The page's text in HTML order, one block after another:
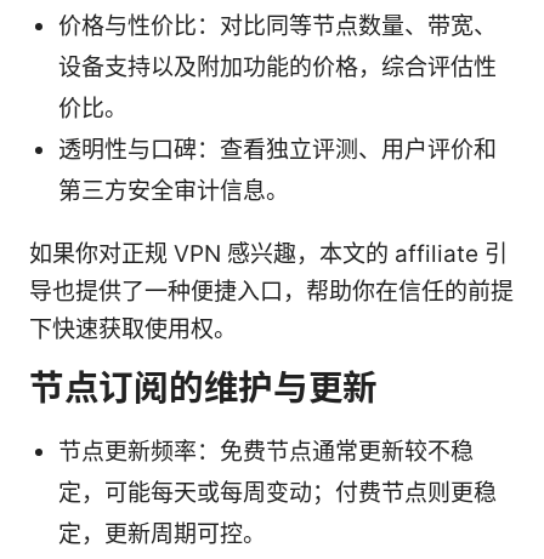
价格与性价比：对比同等节点数量、带宽、
设备支持以及附加功能的价格，综合评估性
价比。
透明性与口碑：查看独立评测、用户评价和
第三方安全审计信息。
如果你对正规 VPN 感兴趣，本文的 affiliate 引
导也提供了一种便捷入口，帮助你在信任的前提
下快速获取使用权。
节点订阅的维护与更新
节点更新频率：免费节点通常更新较不稳
定，可能每天或每周变动；付费节点则更稳
定，更新周期可控。